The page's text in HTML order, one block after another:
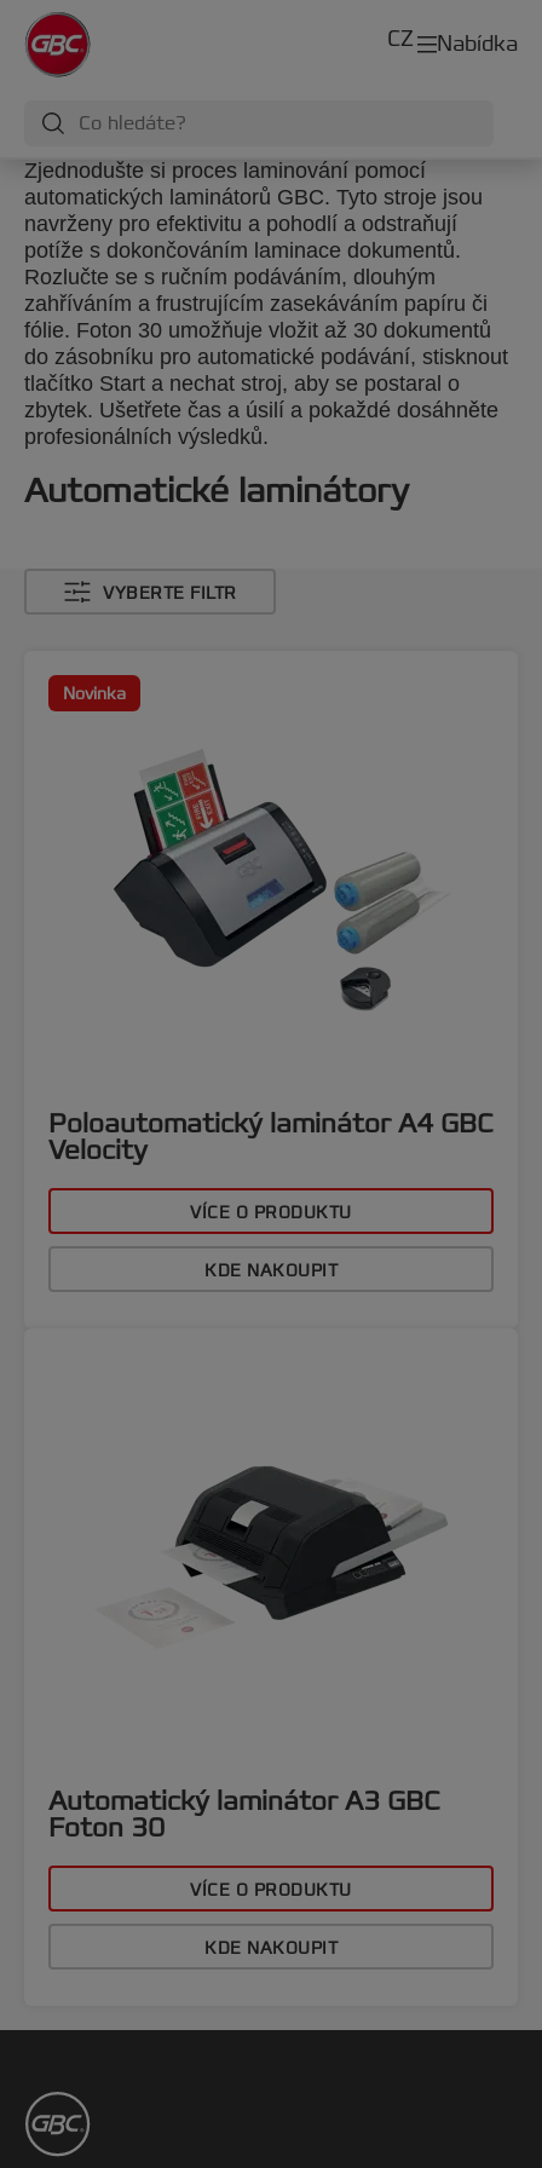
Nabídka
CZ
Zjednodušte si proces laminování pomocí
automatických laminátorů GBC. Tyto stroje jsou
navrženy pro efektivitu a pohodlí a odstraňují
potíže s dokončováním laminace dokumentů.
Rozlučte se s ručním podáváním, dlouhým
zahříváním a frustrujícím zasekáváním papíru či
fólie. Foton 30 umožňuje vložit až 30 dokumentů
do zásobníku pro automatické podávání, stisknout
tlačítko Start a nechat stroj, aby se postaral o
zbytek. Ušetřete čas a úsilí a pokaždé dosáhněte
profesionálních výsledků.
Automatické laminátory
VYBERTE FILTR
Novinka
Poloautomatický laminátor A4 GBC
Velocity
VÍCE O PRODUKTU
KDE NAKOUPIT
Automatický laminátor A3 GBC
Foton 30
VÍCE O PRODUKTU
KDE NAKOUPIT